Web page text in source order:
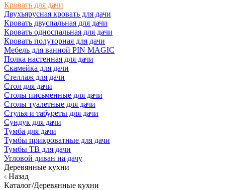
Кровать для дачи
Двухъярусная кровать для дачи
Кровать двуспальная для дачи
Кровать односпальная для дачи
Кровать полуторная для дачи
Мебель для ванной PIN MAGIC
Полка настенная для дачи
Скамейка для дачи
Стеллаж для дачи
Стол для дачи
Столы письменные для дачи
Столы туалетные для дачи
Стулья и табуреты для дачи
Сундук для дачи
Тумба для дачи
Тумбы прикроватные для дачи
Тумбы ТВ для дачи
Угловой диван на дачу
Деревянные кухни
Назад
Каталог/Деревянные кухни